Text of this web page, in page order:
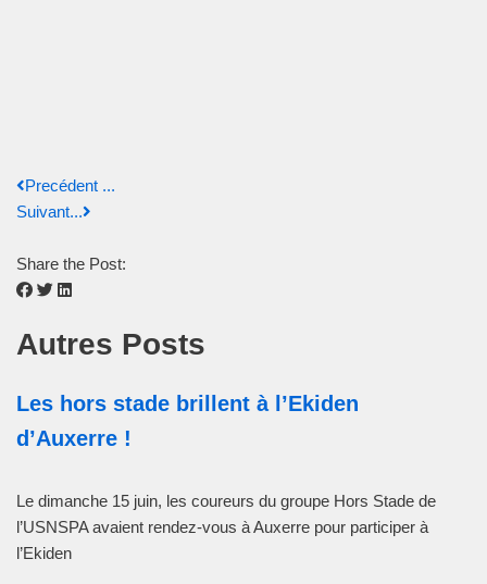
Precédent ...
Suivant...
Share the Post:
Autres Posts
Les hors stade brillent à l’Ekiden
d’Auxerre !
Le dimanche 15 juin, les coureurs du groupe Hors Stade de
l’USNSPA avaient rendez-vous à Auxerre pour participer à
l’Ekiden